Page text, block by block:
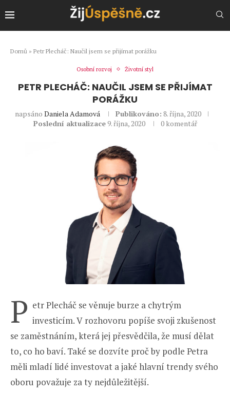
Domů » Petr Plecháč: Naučil jsem se přijímat porážku
Osobní rozvoj Životní styl
PETR PLECHÁČ: NAUČIL JSEM SE PŘIJÍMAT
PORÁŽKU
napsáno Daniela Adamová Publikováno: 8. října, 2020
Poslední aktualizace 9. října, 2020 0 komentář
P etr Plecháč se věnuje burze a chytrým
investicím. V rozhovoru popíše svoji zkušenost
se zaměstnáním, která jej přesvědčila, že musí dělat
to, co ho baví. Také se dozvíte proč by podle Petra
měli mladí lidé investovat a jaké hlavní trendy svého
oboru považuje za ty nejdůležitější.